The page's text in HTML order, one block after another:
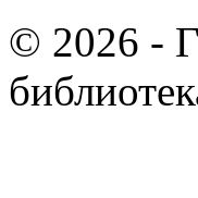
© 2026 -